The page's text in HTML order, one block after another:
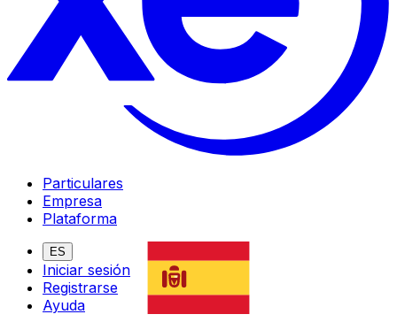
Particulares
Empresa
Plataforma
ES
Iniciar sesión
Registrarse
Ayuda